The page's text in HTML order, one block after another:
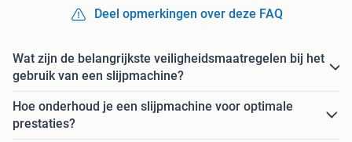
Deel opmerkingen over deze FAQ
Wat zijn de belangrijkste veiligheidsmaatregelen bij het
gebruik van een slijpmachine?
Hoe onderhoud je een slijpmachine voor optimale
prestaties?